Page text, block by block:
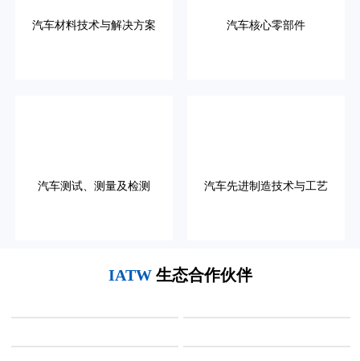
汽车材料技术与解决方案 汽车核心零部件
汽车测试、测量及检测 汽车先进制造技术与工艺
IATW生态合作伙伴